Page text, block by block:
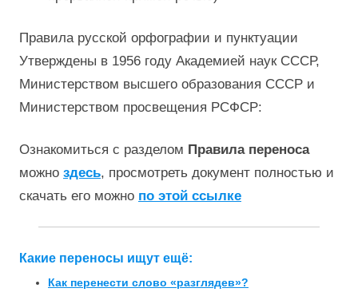
Правила русской орфографии и пунктуации
Утверждены в 1956 году Академией наук СССР,
Министерством высшего образования СССР и
Министерством просвещения РСФСР:
Ознакомиться с разделом Правила переноса
можно здесь, просмотреть документ полностью и
скачать его можно по этой ссылке
Какие переносы ищут ещё:
Как перенести слово «разглядев»?